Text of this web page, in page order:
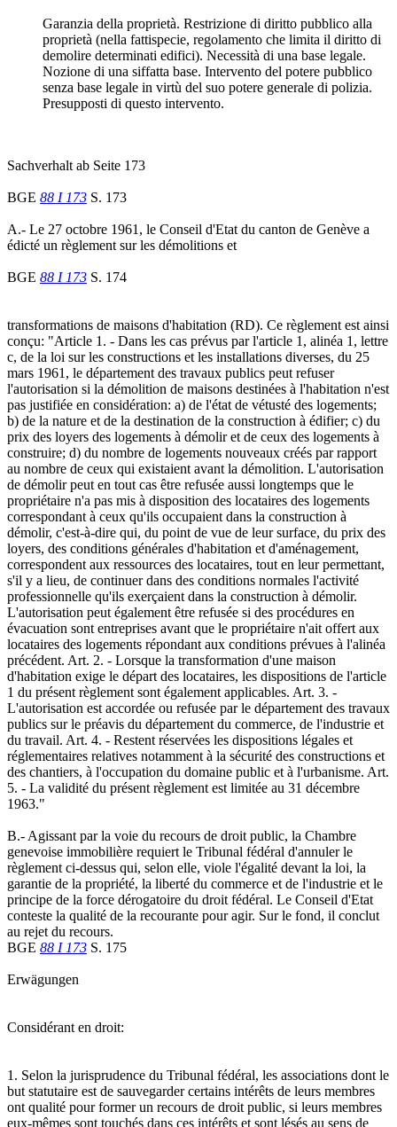
Garanzia della proprietà. Restrizione di diritto pubblico alla
proprietà (nella fattispecie, regolamento che limita il diritto di
demolire determinati edifici). Necessità di una base legale.
Nozione di una siffatta base. Intervento del potere pubblico
senza base legale in virtù del suo potere generale di polizia.
Presupposti di questo intervento.
Sachverhalt ab Seite 173
BGE 88 I 173 S. 173
A.- Le 27 octobre 1961, le Conseil d'Etat du canton de Genève a
édicté un règlement sur les démolitions et
BGE 88 I 173 S. 174
transformations de maisons d'habitation (RD). Ce règlement est ainsi
conçu: "Article 1. - Dans les cas prévus par l'article 1, alinéa 1, lettre
c, de la loi sur les constructions et les installations diverses, du 25
mars 1961, le département des travaux publics peut refuser
l'autorisation si la démolition de maisons destinées à l'habitation n'est
pas justifiée en considération: a) de l'état de vétusté des logements;
b) de la nature et de la destination de la construction à édifier; c) du
prix des loyers des logements à démolir et de ceux des logements à
construire; d) du nombre de logements nouveaux créés par rapport
au nombre de ceux qui existaient avant la démolition. L'autorisation
de démolir peut en tout cas être refusée aussi longtemps que le
propriétaire n'a pas mis à disposition des locataires des logements
correspondant à ceux qu'ils occupaient dans la construction à
démolir, c'est-à-dire qui, du point de vue de leur surface, du prix des
loyers, des conditions générales d'habitation et d'aménagement,
correspondent aux ressources des locataires, tout en leur permettant,
s'il y a lieu, de continuer dans des conditions normales l'activité
professionnelle qu'ils exerçaient dans la construction à démolir.
L'autorisation peut également être refusée si des procédures en
évacuation sont entreprises avant que le propriétaire n'ait offert aux
locataires des logements répondant aux conditions prévues à l'alinéa
précédent. Art. 2. - Lorsque la transformation d'une maison
d'habitation exige le départ des locataires, les dispositions de l'article
1 du présent règlement sont également applicables. Art. 3. -
L'autorisation est accordée ou refusée par le département des travaux
publics sur le préavis du département du commerce, de l'industrie et
du travail. Art. 4. - Restent réservées les dispositions légales et
réglementaires relatives notamment à la sécurité des constructions et
des chantiers, à l'occupation du domaine public et à l'urbanisme. Art.
5. - La validité du présent règlement est limitée au 31 décembre
1963."
B.- Agissant par la voie du recours de droit public, la Chambre
genevoise immobilière requiert le Tribunal fédéral d'annuler le
règlement ci-dessus qui, selon elle, viole l'égalité devant la loi, la
garantie de la propriété, la liberté du commerce et de l'industrie et le
principe de la force dérogatoire du droit fédéral. Le Conseil d'Etat
conteste la qualité de la recourante pour agir. Sur le fond, il conclut
au rejet du recours.
BGE 88 I 173 S. 175
Erwägungen
Considérant en droit:
1. Selon la jurisprudence du Tribunal fédéral, les associations dont le
but statutaire est de sauvegarder certains intérêts de leurs membres
ont qualité pour former un recours de droit public, si leurs membres
eux-mêmes sont touchés dans ces intérêts et sont lésés au sens de